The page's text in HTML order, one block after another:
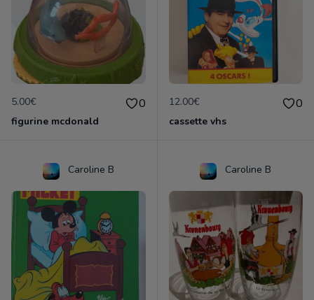
5.00€ 0
figurine mcdonald
12.00€ 0
cassette vhs
Caroline B Caroline B